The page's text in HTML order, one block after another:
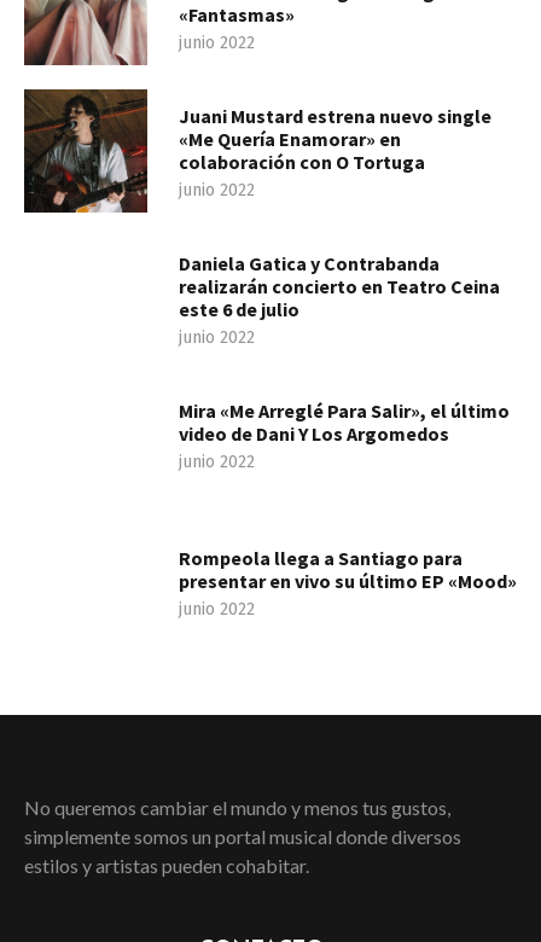
«Fantasmas»
junio 2022
Juani Mustard estrena nuevo single
«Me Quería Enamorar» en
colaboración con O Tortuga
junio 2022
Daniela Gatica y Contrabanda
realizarán concierto en Teatro Ceina
este 6 de julio
junio 2022
Mira «Me Arreglé Para Salir», el último
video de Dani Y Los Argomedos
junio 2022
Rompeola llega a Santiago para
presentar en vivo su último EP «Mood»
junio 2022
No queremos cambiar el mundo y menos tus gustos,
simplemente somos un portal musical donde diversos
estilos y artistas pueden cohabitar.